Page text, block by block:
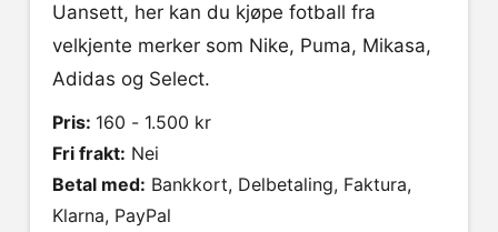
Uansett, her kan du kjøpe fotball fra
velkjente merker som Nike, Puma, Mikasa,
Adidas og Select.
Pris: 160 - 1.500 kr
Fri frakt: Nei
Betal med:
Klarna, PayPal